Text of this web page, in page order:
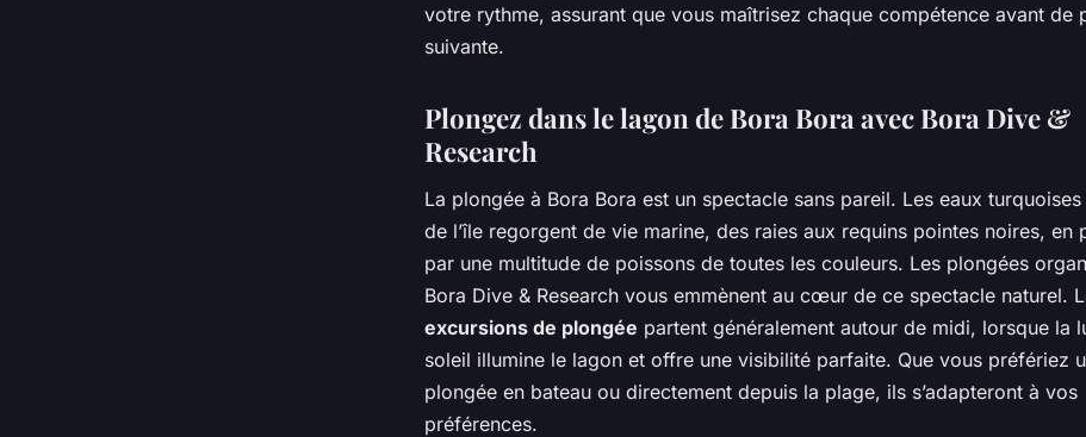
votre rythme, assurant que vous maîtrisez chaque compétence avant de
suivante.
Plongez dans le lagon de Bora Bora avec Bora Dive &
Research
La plongée à Bora Bora est un spectacle sans pareil. Les eaux
de l’île regorgent de vie marine, des raies aux requins pointes noires, en
par une multitude de poissons de toutes les couleurs. Les plongées
Bora Dive & Research vous emmènent au cœur de ce spectacle naturel.
excursions de plongée partent généralement autour de midi, lorsque la
soleil illumine le lagon et offre une visibilité parfaite. Que vous préfériez
plongée en bateau ou directement depuis la plage, ils s’adapteront à vos
préférences.